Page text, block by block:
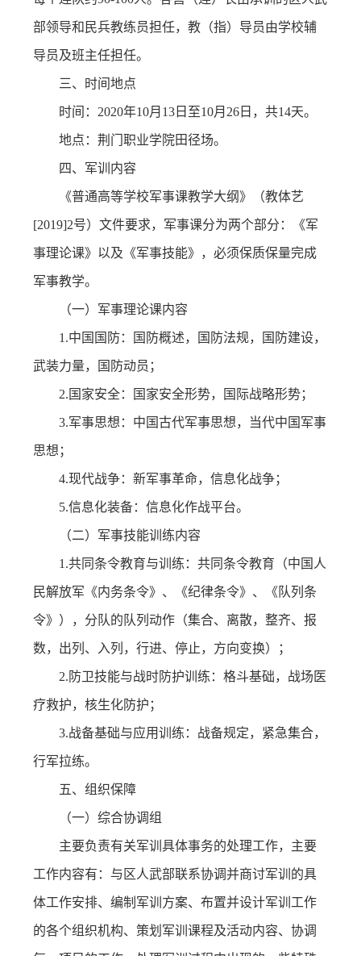
部领导和民兵教练员担任，教（指）导员由学校辅
导员及班主任担任。
三、时间地点
时间：2020年10月13日至10月26日，共14天。
地点：荆门职业学院田径场。
四、军训内容
《普通高等学校军事课教学大纲》（教体艺
[2019]2号）文件要求，军事课分为两个部分：《军
事理论课》以及《军事技能》，必须保质保量完成
军事教学。
（一）军事理论课内容
1.中国国防：国防概述，国防法规，国防建设，
武装力量，国防动员；
2.国家安全：国家安全形势，国际战略形势；
3.军事思想：中国古代军事思想，当代中国军事
思想；
4.现代战争：新军事革命，信息化战争；
5.信息化装备：信息化作战平台。
（二）军事技能训练内容
1.共同条令教育与训练：共同条令教育（中国人
民解放军《内务条令》、《纪律条令》、《队列条
令》），分队的队列动作（集合、离散，整齐、报
数，出列、入列，行进、停止，方向变换）；
2.防卫技能与战时防护训练：格斗基础，战场医
疗救护，核生化防护；
3.战备基础与应用训练：战备规定，紧急集合，
行军拉练。
五、组织保障
（一）综合协调组
主要负责有关军训具体事务的处理工作，主要
工作内容有：与区人武部联系协调并商讨军训的具
体工作安排、编制军训方案、布置并设计军训工作
的各个组织机构、策划军训课程及活动内容、协调